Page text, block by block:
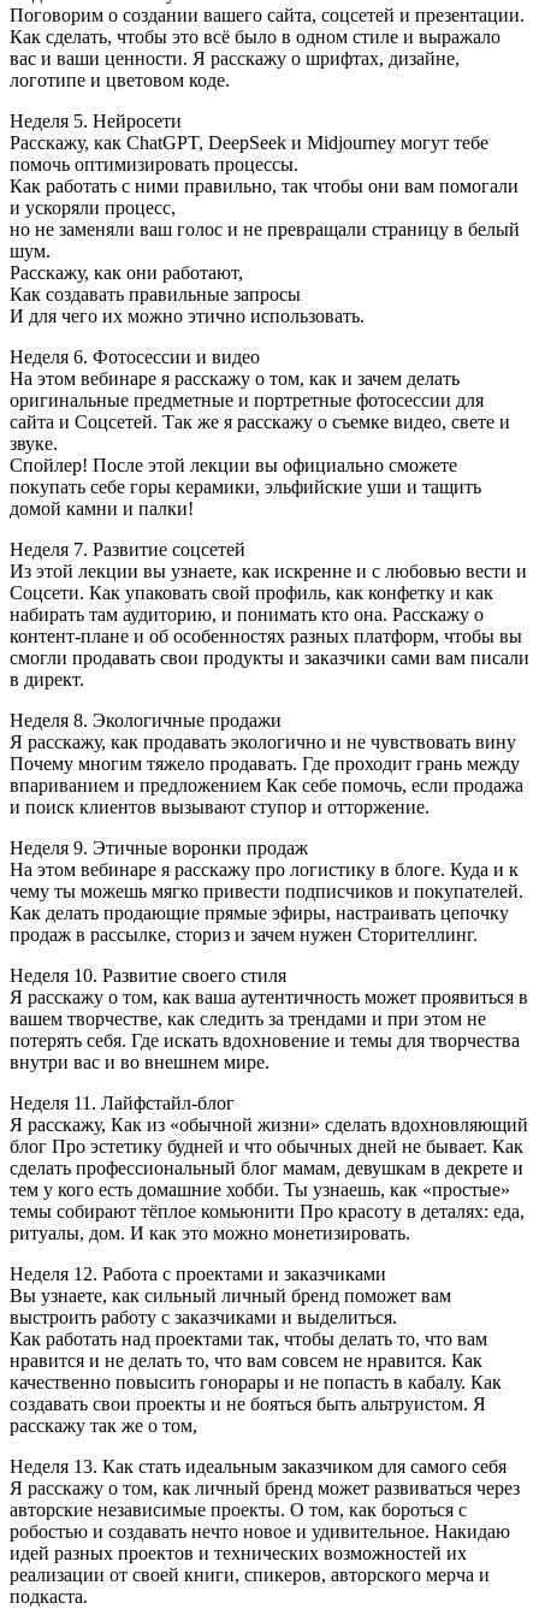
Поговорим о создании вашего сайта, соцсетей и презентации.
Как сделать, чтобы это всё было в одном стиле и выражало
вас и ваши ценности. Я расскажу о шрифтах, дизайне,
логотипе и цветовом коде.
Неделя 5. Нейросети
Расскажу, как ChatGPT, DeepSeek и Midjourney могут тебе
помочь оптимизировать процессы.
Как работать с ними правильно, так чтобы они вам помогали
и ускоряли процесс,
но не заменяли ваш голос и не превращали страницу в белый
шум.
Расскажу, как они работают,
Как создавать правильные запросы
И для чего их можно этично использовать.
Неделя 6. Фотосессии и видео
На этом вебинаре я расскажу о том, как и зачем делать
оригинальные предметные и портретные фотосессии для
сайта и Соцсетей. Так же я расскажу о съемке видео, свете и
звуке.
Спойлер! После этой лекции вы официально сможете
покупать себе горы керамики, эльфийские уши и тащить
домой камни и палки!
Неделя 7. Развитие соцсетей
Из этой лекции вы узнаете, как искренне и с любовью вести и
Соцсети. Как упаковать свой профиль, как конфетку и как
набирать там аудиторию, и понимать кто она. Расскажу о
контент-плане и об особенностях разных платформ, чтобы вы
смогли продавать свои продукты и заказчики сами вам писали
в директ.
Неделя 8. Экологичные продажи
Я расскажу, как продавать экологично и не чувствовать вину
Почему многим тяжело продавать. Где проходит грань между
впариванием и предложением Как себе помочь, если продажа
и поиск клиентов вызывают ступор и отторжение.
Неделя 9. Этичные воронки продаж
На этом вебинаре я расскажу про логистику в блоге. Куда и к
чему ты можешь мягко привести подписчиков и покупателей.
Как делать продающие прямые эфиры, настраивать цепочку
продаж в рассылке, сториз и зачем нужен Сторителлинг.
Неделя 10. Развитие своего стиля
Я расскажу о том, как ваша аутентичность может проявиться в
вашем творчестве, как следить за трендами и при этом не
потерять себя. Где искать вдохновение и темы для творчества
внутри вас и во внешнем мире.
Неделя 11. Лайфстайл-блог
Я расскажу, Как из «обычной жизни» сделать вдохновляющий
блог Про эстетику будней и что обычных дней не бывает. Как
сделать профессиональный блог мамам, девушкам в декрете и
тем у кого есть домашние хобби. Ты узнаешь, как «простые»
темы собирают тёплое комьюнити Про красоту в деталях: еда,
ритуалы, дом. И как это можно монетизировать.
Неделя 12. Работа с проектами и заказчиками
Вы узнаете, как сильный личный бренд поможет вам
выстроить работу с заказчиками и выделиться.
Как работать над проектами так, чтобы делать то, что вам
нравится и не делать то, что вам совсем не нравится. Как
качественно повысить гонорары и не попасть в кабалу. Как
создавать свои проекты и не бояться быть альтруистом. Я
расскажу так же о том,
Неделя 13. Как стать идеальным заказчиком для самого себя
Я расскажу о том, как личный бренд может развиваться через
авторские независимые проекты. О том, как бороться с
робостью и создавать нечто новое и удивительное. Накидаю
идей разных проектов и технических возможностей их
реализации от своей книги, спикеров, авторского мерча и
подкаста.